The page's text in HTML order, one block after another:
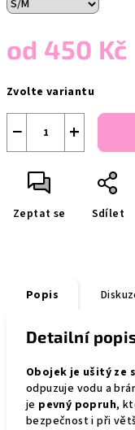
od 450 Kč
cena:
Zvolte variantu
+
−
Zeptat se Sdílet
Popis
Detailní
Obojek je ušitý ze
odpuzuje vodu a
je pevný popruh,
bezpečnost i při